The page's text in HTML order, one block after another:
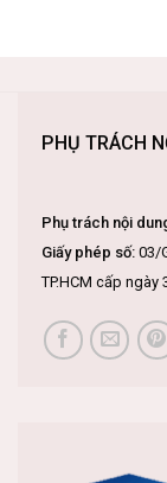
PHỤ TRÁCH
Phụ trách nội
Giấy phép số: 03/
TP.HCM cấp ngày